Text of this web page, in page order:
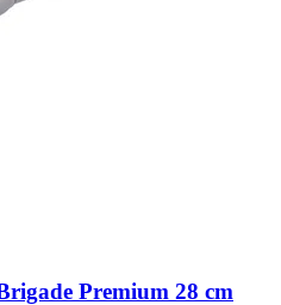
Premium 28 cm